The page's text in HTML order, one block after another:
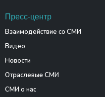
Пресс-центр
Взаимодействие со СМИ
Видео
Новости
Отраслевые СМИ
СМИ о нас